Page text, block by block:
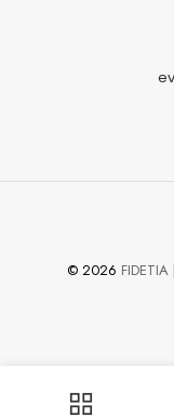
© 2026 FIDETIA